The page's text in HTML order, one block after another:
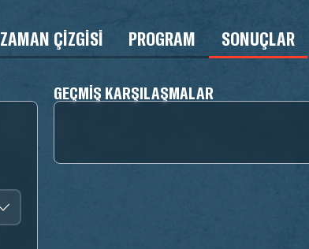
ZAMAN ÇIZGISI PROGRAM SONUÇLAR
GEÇMIŞ KARŞILAŞMALAR